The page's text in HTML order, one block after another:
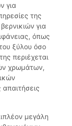
για
της
για
όπως
ξύλου όσο
περιέχεται
χρωμάτων,
μεγάλη